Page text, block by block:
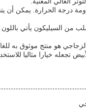
هو منتج موثوق به
تجعله خيارا مثاليا